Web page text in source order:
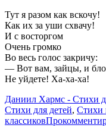
Тут я разом как вскочу!
Как их за уши схвачу!
И с восторгом
Очень громко
Во весь голос закричу:
— Вот вам, зайцы, и
Не уйдете! Ха-ха-ха!
Даниил Хармс - Стихи
Стихи для детей, Стихи
классиков